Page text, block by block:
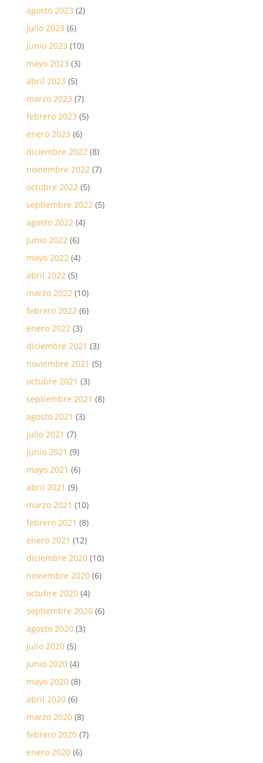
agosto 2023 (2)
julio 2023 (6)
junio 2023 (10)
mayo 2023 (3)
abril 2023 (5)
marzo 2023 (7)
febrero 2023 (5)
enero 2023 (6)
diciembre 2022(8)
noviembre 2022(7)
octubre 2022(5)
septiembre 2022(5)
agosto 2022(4)
junio 2022(6)
mayo 2022(4)
abril 2022(5)
marzo 2022(10)
febrero 2022(6)
enero 2022(3)
diciembre 2021 (3)
noviembre 2021 (5)
octubre 2021 (3)
septiembre 2021 (8)
agosto 2021 (3)
julio 2021 (7)
junio 2021 (9)
mayo 2021 (6)
abril 2021 (9)
marzo 2021 (10)
febrero 2021 (8)
enero 2021 (12)
diciembre 2020(10)
noviembre 2020(6)
octubre 2020(4)
septiembre 2020(6)
agosto 2020(3)
julio 2020(5)
junio 2020(4)
mayo 2020(8)
abril 2020(6)
marzo 2020(8)
febrero 2020(7)
enero 2020(6)